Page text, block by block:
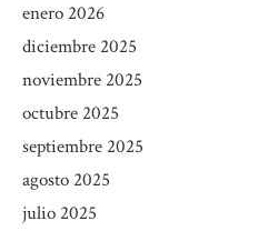
enero 2026
diciembre 2025
noviembre 2025
octubre 2025
septiembre 2025
agosto 2025
julio 2025